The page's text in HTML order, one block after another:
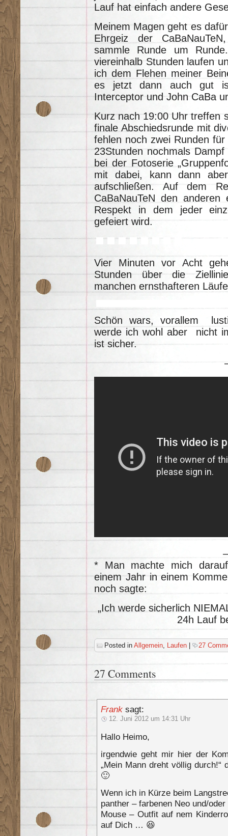
Lauf hat einfach andere
Meinem Magen geht es
Ehrgeiz der
sammle Runde um
viereinhalb Stunden laufen
ich dem Flehen meiner
es jetzt dann auch gut
Interceptor und John CaBa
Kurz nach 19:00 Uhr treffen
finale Abschiedsrunde mit
fehlen noch zwei Runden
23Stunden nochmals
bei der Fotoserie
mit dabei, kann dann
aufschließen. Auf dem
CaBaNauTeN den
Respekt in dem jeder
gefeiert wird.
Vier Minuten vor Acht
Stunden über die
manchen ernsthafteren
Schön wars, vorallem
werde ich wohl aber nicht
ist sicher.
* Man machte mich
einem Jahr in einem
noch sagte:
„Ich werde sicherlich
24h Lauf
Posted in Allgemein Laufen | 27
27 Comments
Frank sagt:
12. Juni 2012 um 14:31 Uhr
Hallo Heimo,
irgendwie geht mir hier der
„Mein Mann dreht völlig
🙂
Wenn ich in Kürze beim
panther – farbenen Neo und/
Mouse – Outfit auf nem
auf Dich … 😆